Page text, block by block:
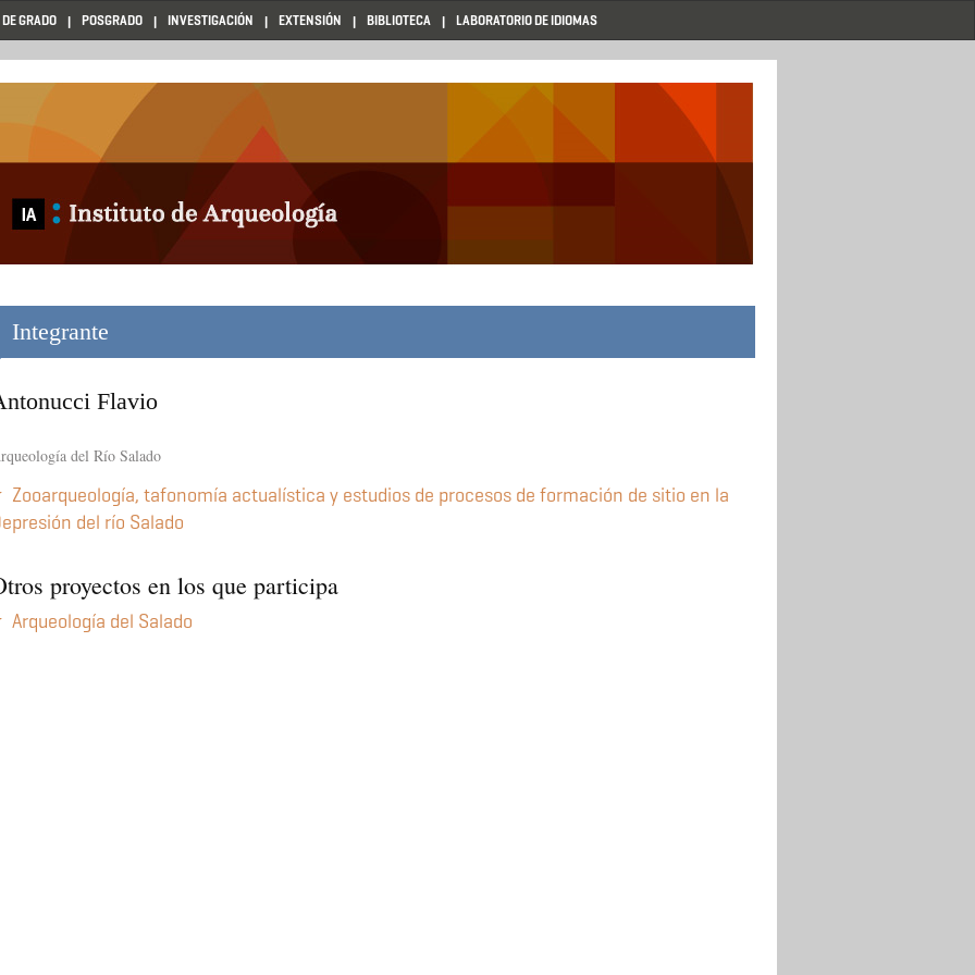
GRADO POSGRADO INVESTIGACIÓN EXTENSIÓN BIBLIOTECA LABORATORIO DE IDIOMAS
Integrante
Flavio
del Río Salado
Zooarqueología, tafonomía actualística y estudios de procesos de formación de sitio en la
del río Salado
proyectos en los que participa
Arqueología del Salado